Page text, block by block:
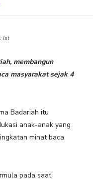
Ist
membangun
masyarakat sejak 4
Badariah itu
anak-anak yang
minat baca
pada saat